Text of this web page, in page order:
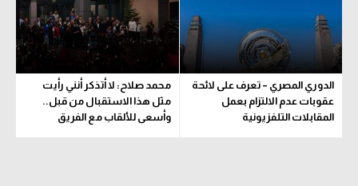
كويز في الجول
فيديو في الجول
الدوري المصري – تعرف على لائحة
عقوبات عدم الالتزام بعمل
المقابلات التلفزيونية
محمد صلاح: لا أتذكر أنني رأيت
مثل هذا الاستقبال من قبل..
وأسعى للألقاب مع الفريق